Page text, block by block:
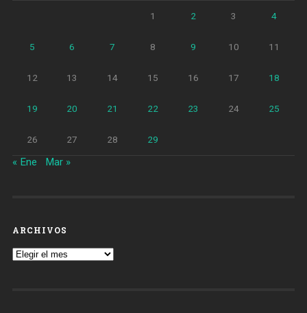
1 2 3 4
5 6 7 8 9 10 11
12 13 14 15 16 17 18
19 20 21 22 23 24 25
26 27 28 29
« Ene Mar »
ARCHIVOS
Archivos